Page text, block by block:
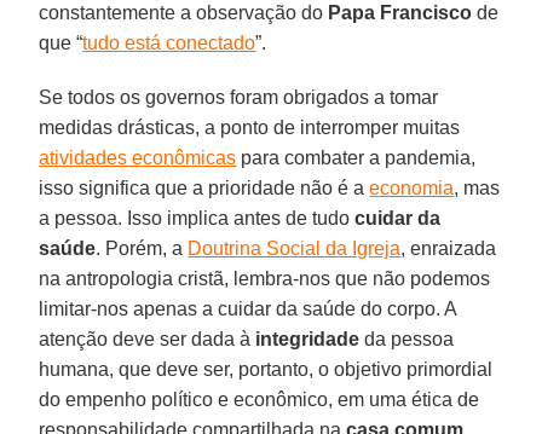
constantemente a observação do Papa Francisco de
que “tudo está conectado”.
Se todos os governos foram obrigados a tomar
medidas drásticas, a ponto de interromper muitas
atividades econômicas para combater a pandemia,
isso significa que a prioridade não é aeconomia, mas
a pessoa. Isso implica antes de tudocuidar da
saúde. Porém, a Doutrina Social da Igreja, enraizada
na antropologia cristã, lembra-nos que não podemos
limitar-nos apenas a cuidar da saúde do corpo. A
atenção deve ser dada à integridade da pessoa
humana, que deve ser, portanto, o objetivo primordial
do empenho político e econômico, em uma ética de
responsabilidade compartilhada nacasa comum